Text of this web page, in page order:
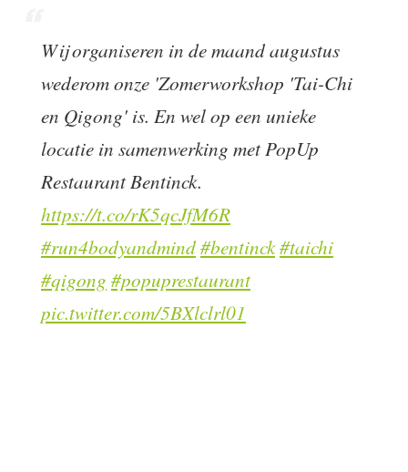
Wij organiseren in de maand augustus
wederom onze 'Zomerworkshop 'Tai-Chi
en Qigong' is. En wel op een unieke
locatie in samenwerking met PopUp
Restaurant Bentinck.
https://t.co/rK5qcJfM6R
#run4bodyandmind#bentinck#taichi
#qigong #popuprestaurant
pic.twitter.com/5BXlclrl01